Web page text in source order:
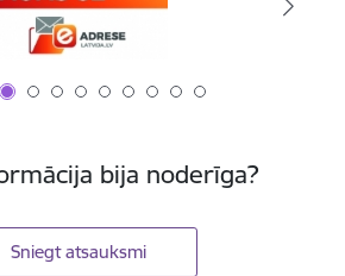
bija noderīga?
Sniegt atsauksmi